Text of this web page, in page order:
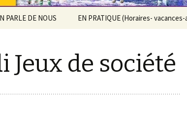
PARLE DE NOUS EN PRATIQUE (Horaires-
Horaires
de société